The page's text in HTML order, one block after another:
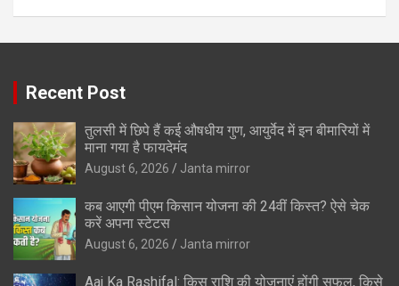
Recent Post
तुलसी में छिपे हैं कई औषधीय गुण, आयुर्वेद में इन बीमारियों में
माना गया है फायदेमंद
August 6, 2026 Janta mirror
कब आएगी पीएम किसान योजना की 24वीं किस्त? ऐसे चेक
करें अपना स्टेटस
August 6, 2026 Janta mirror
Aaj Ka Rashifal: किस राशि की योजनाएं होंगी सफल, किसे